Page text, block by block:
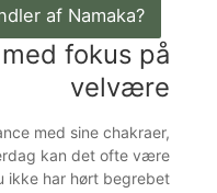
af Namaka?
fokus på
velvære
med sine chakraer,
kan det ofte være
ikke har hørt begrebet